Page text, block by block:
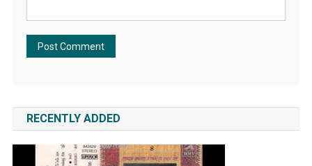
RECENTLY ADDED